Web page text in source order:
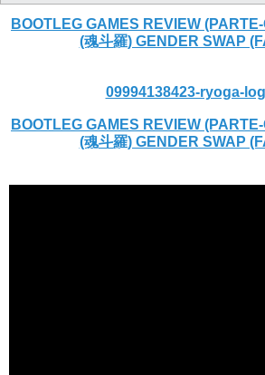
BOOTLEG GAMES REVIEW
(魂斗羅) GENDER SWAP
09994138423-ryoga-
BOOTLEG GAMES REVIEW
(魂斗羅) GENDER SWAP